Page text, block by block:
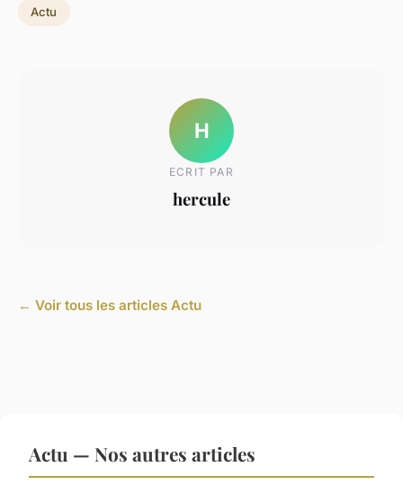
Actu
H
ECRIT PAR
hercule
← Voir tous les articles Actu
Actu — Nos autres articles